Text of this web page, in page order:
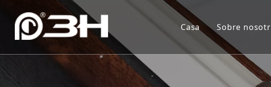
Casa Sobre
Videos